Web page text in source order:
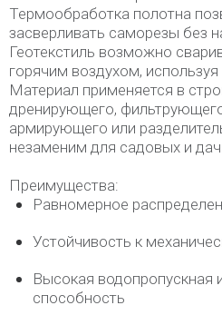
Термообработка полотна
засверливать саморезы без
Геотекстиль возможно
горячим воздухом,
Материал применяется в
дренирующего,
армирующего или
незаменим для садовых и
Преимущества:
Равномерное
Устойчивость к
Высокая водопропускная
способность